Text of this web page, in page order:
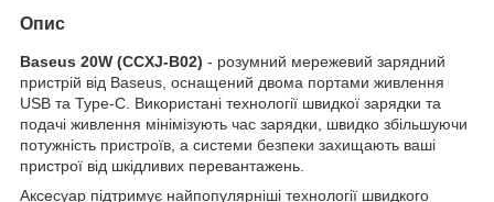
Опис
Baseus 20W (CCXJ-B02) - розумний мережевий зарядний
пристрій від Baseus, оснащений двома портами живлення
USB та Type-C. Використані технології швидкої зарядки та
подачі живлення мінімізують час зарядки, швидко збільшуючи
потужність пристроїв, а системи безпеки захищають ваші
пристрої від шкідливих перевантажень.
Аксесуар підтримує найпопулярніші технології швидкого